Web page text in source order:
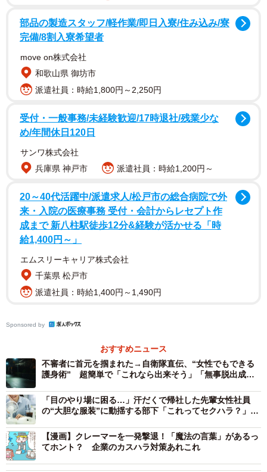
講習会は岡山中央署の警察官2人が指導者となり就実大・
短大（岡山市）で開催。学生ら15人が受講した。
「不審者に遭遇してしまっても戦おうと思わないで。逃
げるのが最優先」と警備課の沼本薫係長。「安全とされる
護身術は最終手段です」と説明してくれた。
まずは2人一組になって、手をつかまれた時の対処法から
実践。つかまれた方の手を手前に勢いよく引くとするりと
を組んで思い切り自分の方に引くーなど、力ずくではなく
体の構造を利用すれば意外と簡単に逃げることができると
分かった。
ほかにも、後ろから抱きつかれたら、足を踏む▽肘で相
手の腹部を突く▽後頭部をぶつけるーなどの動きを教えて
もらった。
部品の製造スタッフ/軽作業/即日入寮/住み込み/寮
完備/8割入寮希望者
move on株式会社
和歌山県 御坊市
派遣社員：時給1,800円～2,250円
受付・一般事務/未経験歓迎/17時退社/残業少な
め/年間休日120日
サンワ株式会社
兵庫県 神戸市
派遣社員：時給1,200円～
20～40代活躍中/派遣求人/松戸市の総合病院で外
来・入院の医療事務 受付・会計からレセプト作
成まで 新八柱駅徒歩12分&経験が活かせる「時
給1,400円～」
エムスリーキャリア株式会社
千葉県 松戸市
派遣社員：時給1,400円～1,490円
Sponsored by
おすすめニュース
不審者に首元を掴まれた→自衛隊直伝、“女性でもできる
護身術” 超簡単で「これなら出来そう」「無事脱出成
「目のやり場に困る…」汗だくで帰社した先輩女性社員
の“大胆な服装”に動揺する部下「これってセクハラ？」
【漫画】クレーマーを一発撃退！「魔法の言葉」があるっ
てホント？ 企業のカスハラ対策あれこれ